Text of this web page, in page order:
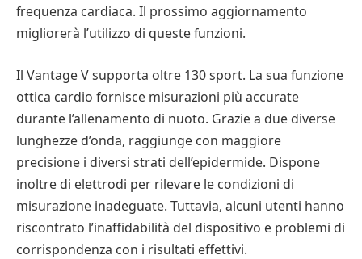
frequenza cardiaca. Il prossimo aggiornamento
migliorerà l’utilizzo di queste funzioni.
Il Vantage V supporta oltre 130 sport. La sua funzione
ottica cardio fornisce misurazioni più accurate
durante l’allenamento di nuoto. Grazie a due diverse
lunghezze d’onda, raggiunge con maggiore
precisione i diversi strati dell’epidermide. Dispone
inoltre di elettrodi per rilevare le condizioni di
misurazione inadeguate. Tuttavia, alcuni utenti hanno
riscontrato l’inaffidabilità del dispositivo e problemi di
corrispondenza con i risultati effettivi.